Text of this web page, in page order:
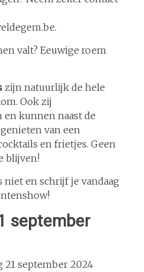
valt? Eeuwige roem
zijn natuurlijk de hele
Ook zij
kunnen naast de
van een
en frietjes. Geen
blijven!
niet en schrijf je vandaag
september
21 september 2024